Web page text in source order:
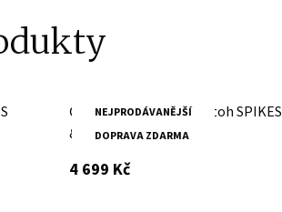
NEJPRODÁVANĚJŠÍ
DOPRAVA ZDARMA
Černá kožená taška/batoh SPIKES
& SPARROW
4 699 Kčs DPH